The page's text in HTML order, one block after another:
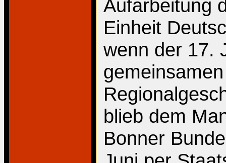
Aufarbeitung
Einheit
wenn der 17.
blieb dem
Bonner